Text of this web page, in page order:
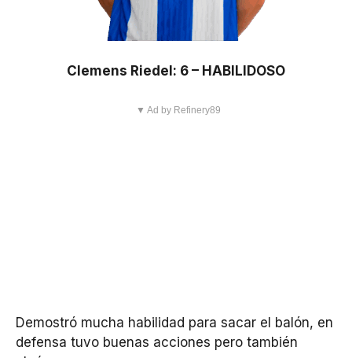
Clemens Riedel: 6 – HABILIDOSO
▼ Ad by Refinery89
Demostró mucha habilidad para sacar el balón, en
defensa tuvo buenas acciones pero también